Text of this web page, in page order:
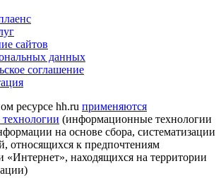
сайтов
данных
соглашение
ресурсе hh.ru применяются
(информационные технологии
на основе сбора, систематизации
относящихся к предпочтениям
«Интернет», находящихся на территории